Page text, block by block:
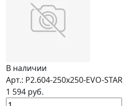
В наличии
Арт.: P2.604-250x250-EVO-STAR
1 594 руб.